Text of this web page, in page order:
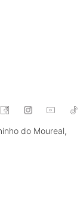
do Moureal,